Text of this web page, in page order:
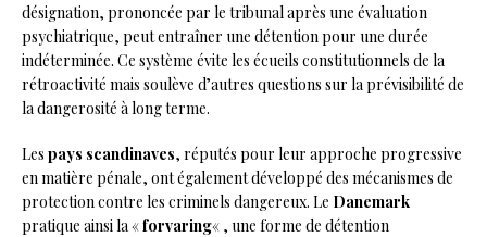
désignation, prononcée par le tribunal après une évaluation
psychiatrique, peut entraîner une détention pour une durée
indéterminée. Ce système évite les écueils constitutionnels de la
rétroactivité mais soulève d’autres questions sur la prévisibilité de
la dangerosité à long terme.
Les pays scandinaves, réputés pour leur approche progressive
en matière pénale, ont également développé des mécanismes de
protection contre les criminels dangereux. Le Danemark
pratique ainsi la «forvaring« , une forme de détention